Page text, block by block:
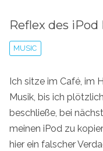
Reflex des iPod
MUSIC
Ich sitze im Café, im
Musik, bis ich
beschließe, bei
meinen iPod zu
hier ein falscher